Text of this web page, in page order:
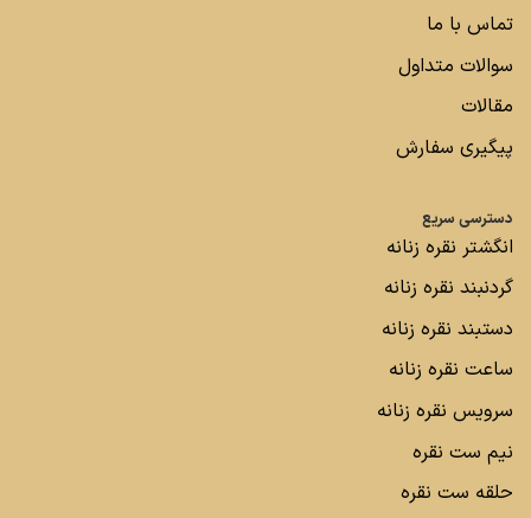
تماس با ما
سوالات متداول
مقالات
پیگیری سفارش
دسترسی سریع
انگشتر نقره زنانه
گردنبند نقره زنانه
دستبند نقره زنانه
ساعت نقره زنانه
سرویس نقره زنانه
نیم ست نقره
حلقه ست نقره